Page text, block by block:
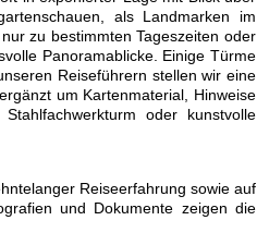
als Landmarken im
zu bestimmten Tageszeiten oder
Panoramablicke. Einige Türme
Reiseführern stellen wir eine
um Kartenmaterial, Hinweise
oder kunstvolle
Reiseerfahrung sowie auf
und Dokumente zeigen die